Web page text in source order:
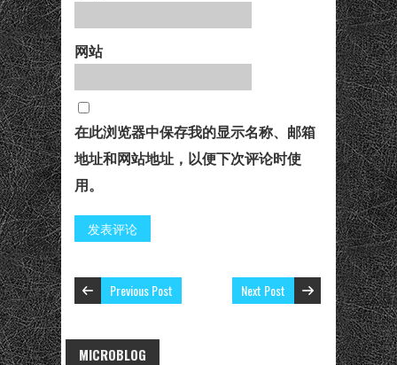
网站
在此浏览器中保存我的显示名称、邮箱
地址和网站地址，以便下次评论时使
用。
Previous Post Next Post
MICROBLOG